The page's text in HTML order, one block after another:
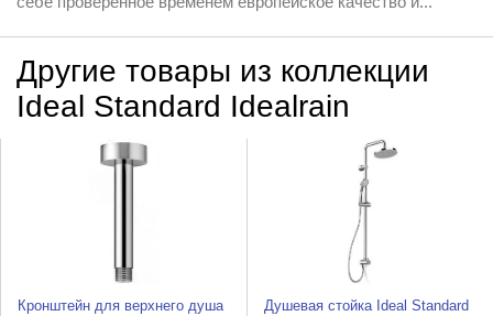
Другие товары из коллекции
Ideal Standard Idealrain
Кронштейн для верхнего душа
Душевая стойка Ideal Standard